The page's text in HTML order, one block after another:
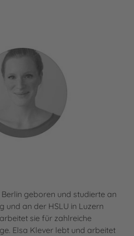
geboren und studierte an
und an der HSLU in Luzern
sie für zahlreiche
Elsa Klever lebt und arbeitet